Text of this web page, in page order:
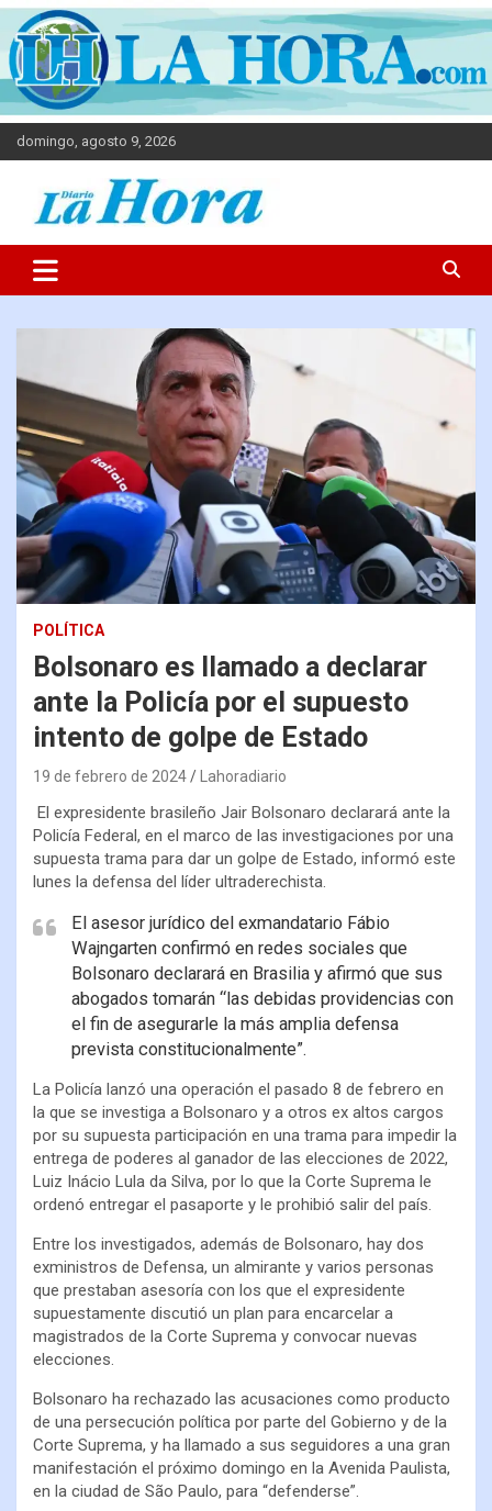
domingo, agosto 9, 2026
Diario La Hora
POLÍTICA
Bolsonaro es llamado a declarar
ante la Policía por el supuesto
intento de golpe de Estado
19 de febrero de 2024 Lahoradiario
El expresidente brasileño Jair Bolsonaro declarará ante la
Policía Federal, en el marco de las investigaciones por una
supuesta trama para dar un golpe de Estado, informó este
lunes la defensa del líder ultraderechista.
El asesor jurídico del exmandatario Fábio
Wajngarten confirmó en redes sociales que
Bolsonaro declarará en Brasilia y afirmó que sus
abogados tomarán “las debidas providencias con
el fin de asegurarle la más amplia defensa
prevista constitucionalmente”.
La Policía lanzó una operación el pasado 8 de febrero en
la que se investiga a Bolsonaro y a otros ex altos cargos
por su supuesta participación en una trama para impedir la
entrega de poderes al ganador de las elecciones de 2022,
Luiz Inácio Lula da Silva, por lo que la Corte Suprema le
ordenó entregar el pasaporte y le prohibió salir del país.
Entre los investigados, además de Bolsonaro, hay dos
exministros de Defensa, un almirante y varios personas
que prestaban asesoría con los que el expresidente
supuestamente discutió un plan para encarcelar a
magistrados de la Corte Suprema y convocar nuevas
elecciones.
Bolsonaro ha rechazado las acusaciones como producto
de una persecución política por parte del Gobierno y de la
Corte Suprema, y ha llamado a sus seguidores a una gran
manifestación el próximo domingo en la Avenida Paulista,
en la ciudad de São Paulo, para “defenderse”.